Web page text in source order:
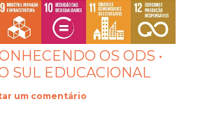
OS ODS •
SUL EDUCACIONAL
um comentário